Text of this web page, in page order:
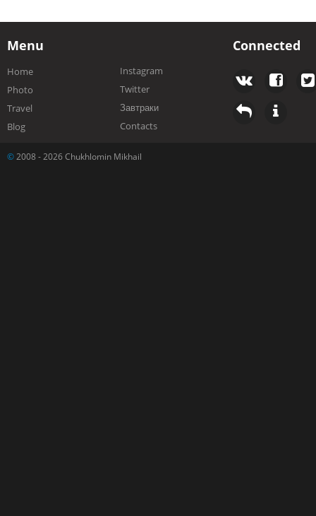
Menu
Home
Photo
Travel
Blog
Instagram
Twitter
Завтраки
Contacts
Connected
© 2008 - 2026 Chukhlomin Mikhail